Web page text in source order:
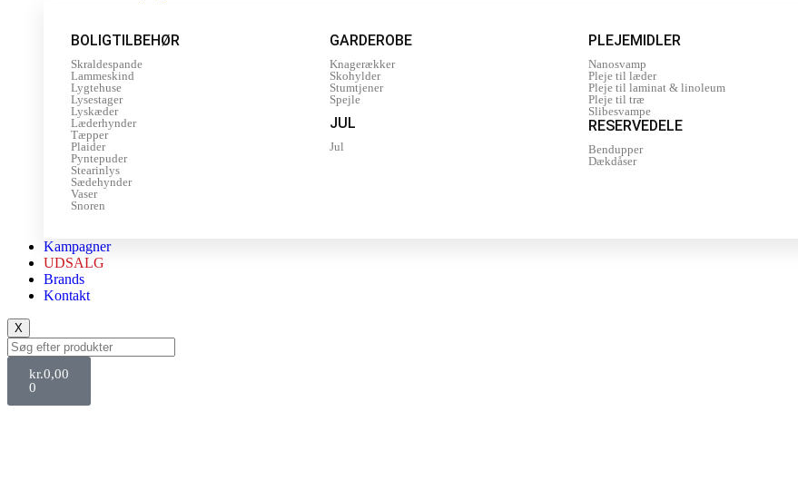
BOLIGTILBEHØR
Skraldespande
Lammeskind
Lygtehuse
Lysestager
Lyskæder
Læderhynder
Tæpper
Plaider
Pyntepuder
Stearinlys
Sædehynder
Vaser
Snoren
GARDEROBE
Knagerækker
Skohylder
Stumtjener
Spejle
JUL
Jul
PLEJEMIDLER
Nanosvamp
Pleje til læder
Pleje til laminat & linoleum
Pleje til træ
Slibesvampe
RESERVEDELE
Bendupper
Dækdåser
Kampagner
UDSALG
Brands
Kontakt
X
kr.0,00
0